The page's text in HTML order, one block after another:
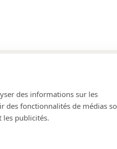
des informations sur les
fonctionnalités de médias
les publicités.